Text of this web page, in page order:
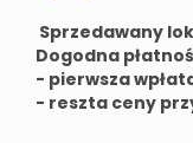
Sprzedawany
Dogodna
- pierwsza
- reszta ceny